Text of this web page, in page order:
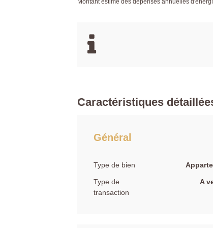
Montant estimé des dépenses annuelles
Caractéristiques
Général
Type de bien
Type de
transaction
A